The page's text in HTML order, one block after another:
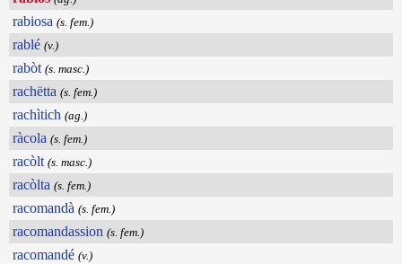
rabiosa (s. fem.)
rablé (v.)
rabòt (s. masc.)
rachëtta (s. fem.)
rachìtich (ag.)
ràcola (s. fem.)
racòlt (s. masc.)
racòlta (s. fem.)
racomandà (s. fem.)
racomandassion (s. fem.)
racomandé (v.)